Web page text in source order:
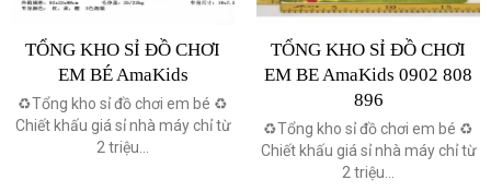
TỔNG KHO SỈ ĐỒ CHƠI
EM BÉ AmaKids
♻️Tổng kho sỉ đồ chơi em bé ♻️
Chiết khấu giá sỉ nhà máy chỉ từ
2 triệu...
TỔNG KHO SỈ ĐỒ CHƠI
EM BE AmaKids 0902 808
896
♻️Tổng kho sỉ đồ chơi em bé ♻️
Chiết khấu giá sỉ nhà máy chỉ từ
2 triệu...